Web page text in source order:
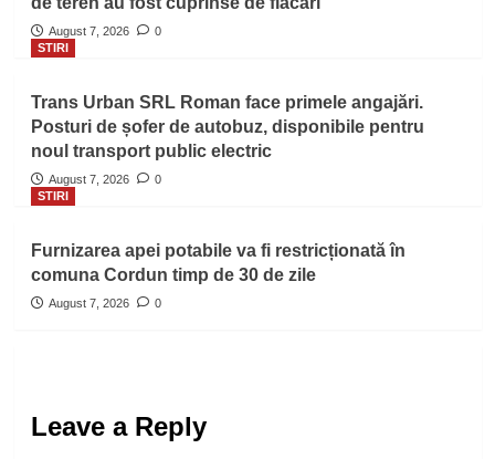
August 7, 2026
0
STIRI
Trans Urban SRL Roman face primele angajări.
Posturi de șofer de autobuz, disponibile pentru
noul transport public electric
August 7, 2026
0
STIRI
Furnizarea apei potabile va fi restricționată în
comuna Cordun timp de 30 de zile
August 7, 2026 0
Leave a Reply